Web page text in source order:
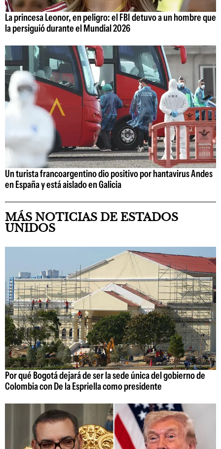
La princesa Leonor, en peligro: el FBI detuvo a un hombre que
la persiguió durante el Mundial 2026
Un turista francoargentino dio positivo por hantavirus Andes
en España y está aislado en Galicia
MÁS NOTICIAS DE ESTADOS
UNIDOS
Por qué Bogotá dejará de ser la sede única del gobierno de
Colombia con De la Espriella como presidente